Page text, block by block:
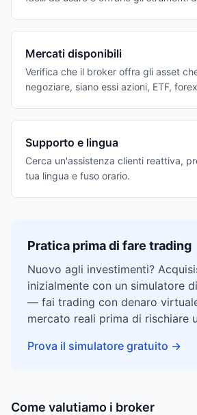
Mercati disponibili
Verifica che il broker offra gli asset
negoziare, siano essi azioni, ETF,
Supporto e lingua
Cerca un'assistenza clienti reattiva,
tua lingua e fuso orario.
Pratica prima di fare trading
Nuovo agli investimenti?
inizialmente con un simulatore
— fai trading con denaro
mercato reali prima di rischiare
Prova il simulatore gratuito →
Come valutiamo i broker